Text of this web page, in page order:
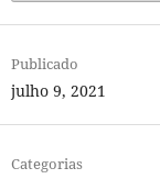
Publicado
julho 9, 2021
Categorias